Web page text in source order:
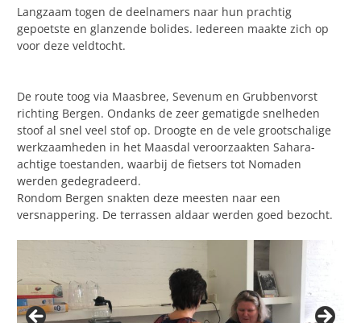
Langzaam togen de deelnamers naar hun prachtig
gepoetste en glanzende bolides. Iedereen maakte zich op
voor deze veldtocht.
De route toog via Maasbree, Sevenum en Grubbenvorst
richting Bergen. Ondanks de zeer gematigde snelheden
stoof al snel veel stof op. Droogte en de vele grootschalige
werkzaamheden in het Maasdal veroorzaakten Sahara-
achtige toestanden, waarbij de fietsers tot Nomaden
werden gedegradeerd.
Rondom Bergen snakten deze meesten naar een
versnappering. De terrassen aldaar werden goed bezocht.